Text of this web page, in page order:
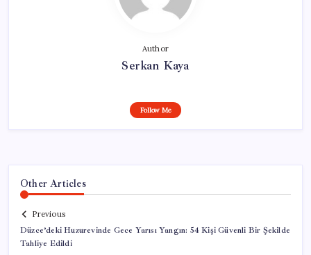
Author
Serkan Kaya
Follow Me
Other Articles
Previous
Düzce’deki Huzurevinde Gece Yarısı Yangın: 54 Kişi Güvenli Bir Şekilde
Tahliye Edildi